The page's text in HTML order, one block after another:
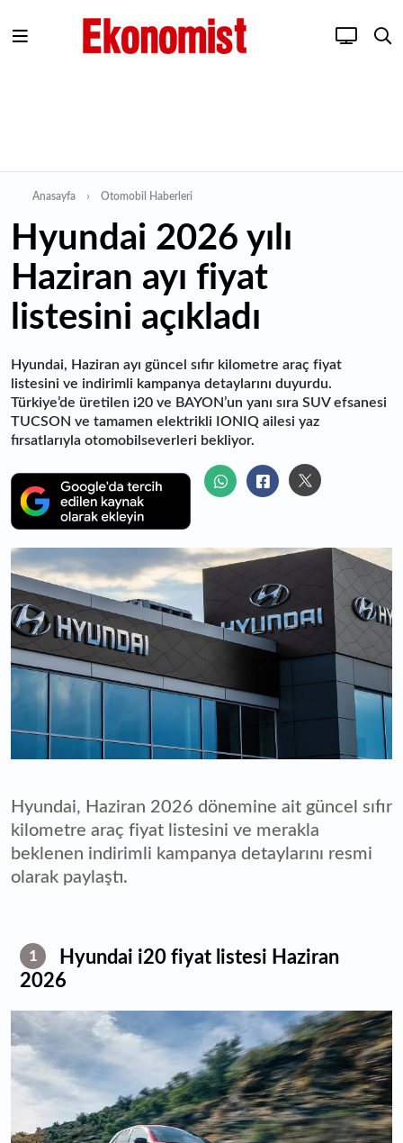
Anasayfa Otomobil Haberleri
Hyundai 2026 yılı
Haziran ayı fiyat
listesini açıkladı
Hyundai, Haziran ayı güncel sıfır kilometre araç fiyat
listesini ve indirimli kampanya detaylarını duyurdu.
Türkiye’de üretilen i20 ve BAYON’un yanı sıra SUV efsanesi
TUCSON ve tamamen elektrikli IONIQ ailesi yaz
fırsatlarıyla otomobilseverleri bekliyor.
Hyundai, Haziran 2026 dönemine ait güncel sıfır
kilometre araç fiyat listesini ve merakla
beklenen indirimli kampanya detaylarını resmi
olarak paylaştı.
1
Hyundai i20 fiyat listesi Haziran
2026